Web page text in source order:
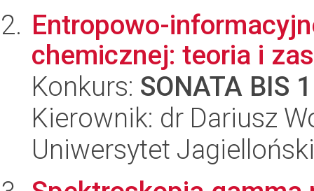
Entropowo-
chemicznej: teoria i
Konkurs: SONATA BIS
Kierownik: dr Dariusz
Uniwersytet